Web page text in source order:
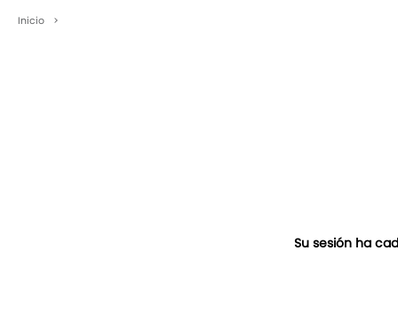
Inicio >
Su sesión ha